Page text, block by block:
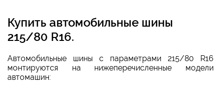
Купить автомобильные шины
215/80 R16.
Автомобильные шины с параметрами 215/80 R16
монтируются на нижеперечисленные модели
автомашин: